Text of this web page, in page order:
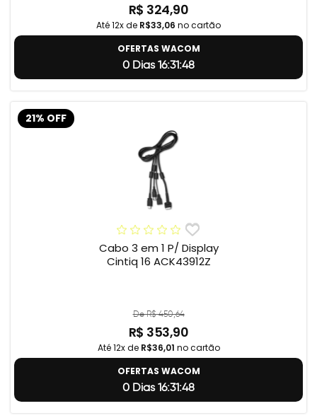
R$ 324,90
Até 12x de R$33,06 no cartão
OFERTAS WACOM
0 Dias 16:31:47
21% OFF
Cabo 3 em 1 P/ Display
Cintiq 16 ACK43912Z
De R$ 450,64
R$ 353,90
Até 12x de R$36,01 no cartão
OFERTAS WACOM
0 Dias 16:31:47